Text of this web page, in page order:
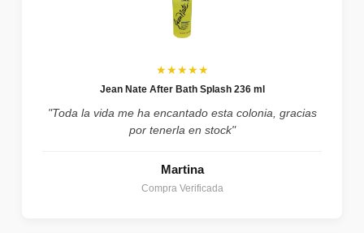
★★★★★
Jean Nate After Bath Splash 236 ml
"Toda la vida me ha encantado esta colonia, gracias
por tenerla en stock"
Martina
Compra Verificada